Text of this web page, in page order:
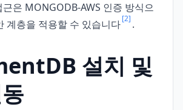
은 MONGODB-AWS 인증 방식으
계층을 적용할 수 있습니다[2] .
설치 및